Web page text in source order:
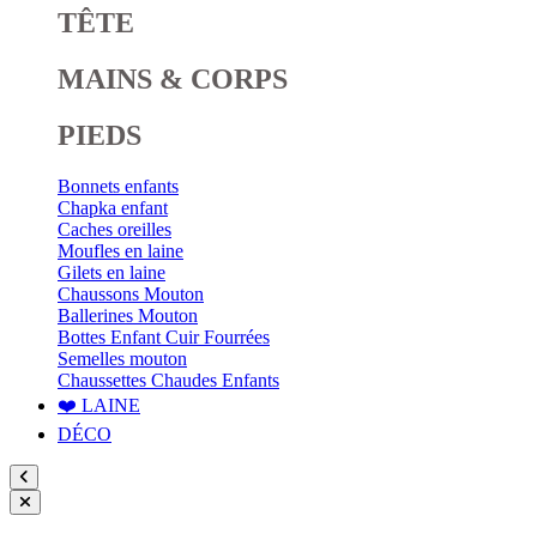
TÊTE
MAINS & CORPS
PIEDS
Bonnets enfants
Chapka enfant
Caches oreilles
Moufles en laine
Gilets en laine
Chaussons Mouton
Ballerines Mouton
Bottes Enfant Cuir Fourrées
Semelles mouton
Chaussettes Chaudes Enfants
❤️ LAINE
DÉCO